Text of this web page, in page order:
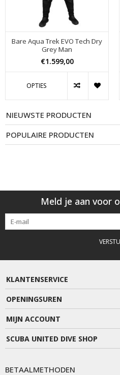
Bare Aqua Trek EVO Tech Dry
Grey Man
€1.599,00
OPTIES
NIEUWSTE PRODUCTEN
POPULAIRE PRODUCTEN
Meld je aan voor
KLANTENSERVICE
OPENINGSUREN
MIJN ACCOUNT
SCUBA UNITED DIVE SHOP
BETAALMETHODEN